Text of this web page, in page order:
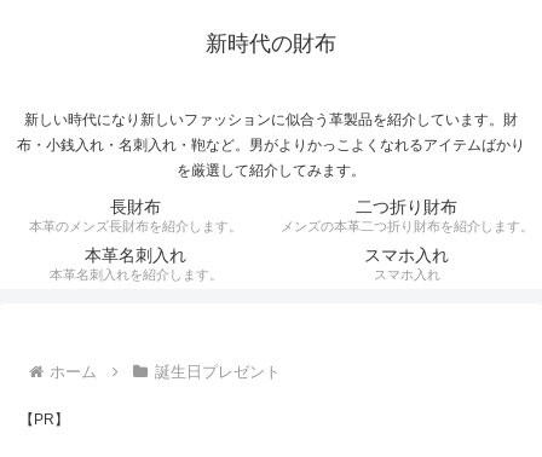
新時代の財布
新しい時代になり新しいファッションに似合う革製品を紹介しています。財
布・小銭入れ・名刺入れ・鞄など。男がよりかっこよくなれるアイテムばかり
を厳選して紹介してみます。
長財布
本革のメンズ長財布を紹介します。
二つ折り財布
メンズの本革二つ折り財布を紹介します。
本革名刺入れ
本革名刺入れを紹介します。
スマホ入れ
スマホ入れ
ホーム 誕生日プレゼント
【PR】